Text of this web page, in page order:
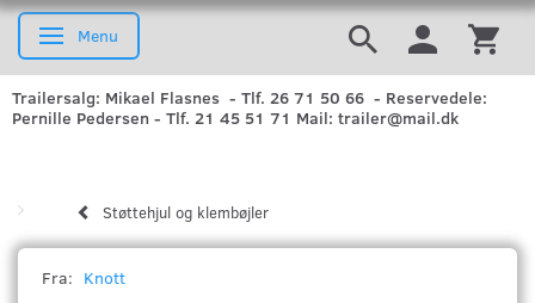
Skifte navigation
Menu
Trailersalg: Mikael Flasnes - Tlf. 26 71 50 66 - Reservedele:
Pernille Pedersen - Tlf. 21 45 51 71 Mail: trailer@mail.dk
Støttehjul og klembøjler
Fra: Knott